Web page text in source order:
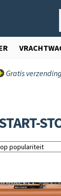
Gratis